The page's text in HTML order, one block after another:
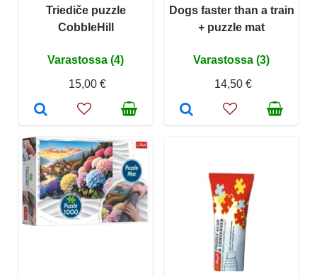
Triediče puzzle
CobbleHill
Varastossa (4)
15,00 €
Dogs faster than a train
+ puzzle mat
Varastossa (3)
14,50 €